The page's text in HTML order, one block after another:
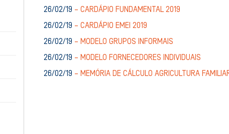
26/02/19 – CARDÁPIO FUNDAMENTAL 2019
26/02/19 – CARDÁPIO EMEI 2019
26/02/19 – MODELO GRUPOS INFORMAIS
26/02/19 – MODELO FORNECEDORES INDIVIDUAIS
26/02/19 – MEMÓRIA DE CÁLCULO AGRICULTURA